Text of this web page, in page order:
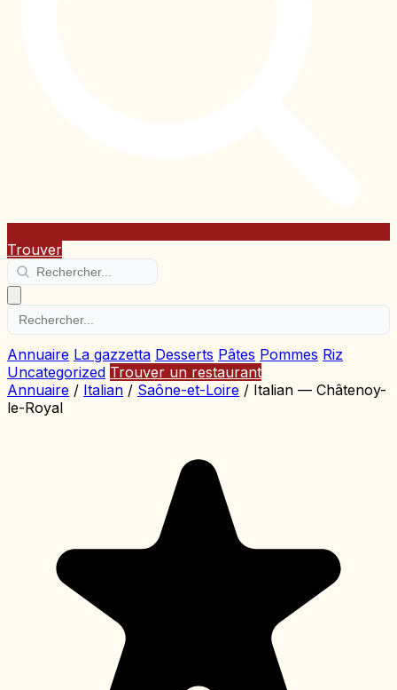
Trouver
Annuaire La gazzetta Desserts Pâtes Pommes Riz
Uncategorized Trouver un restaurant
Annuaire / Italian / Saône-et-Loire / Italian — Châtenoy-
le-Royal